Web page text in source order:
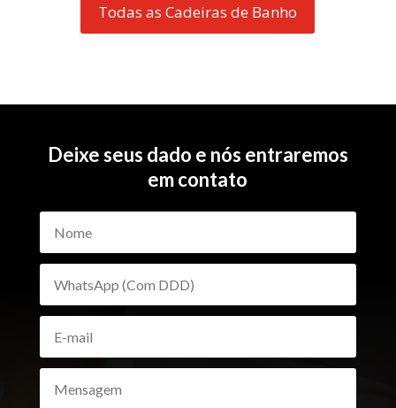
Todas as Cadeiras de Banho
Deixe seus dado e nós entraremos
em contato